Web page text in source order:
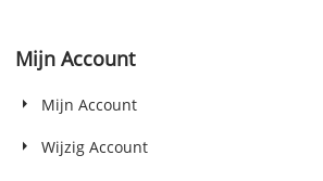
Mijn Account
Mijn Account
Wijzig Account